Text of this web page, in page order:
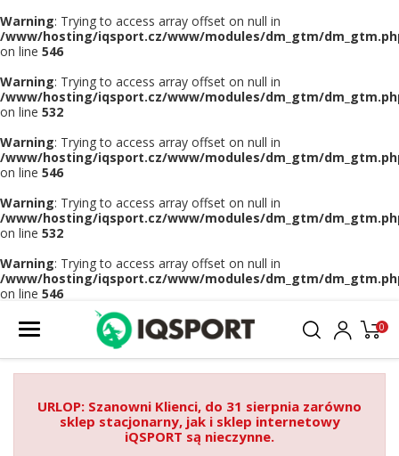
Warning: Trying to access array offset on null in
/www/hosting/iqsport.cz/www/modules/dm_gtm/
on line 546
Warning: Trying to access array offset on null in
/www/hosting/iqsport.cz/www/modules/dm_gtm/
on line 532
Warning: Trying to access array offset on null in
/www/hosting/iqsport.cz/www/modules/dm_gtm/
on line 546
Warning: Trying to access array offset on null in
/www/hosting/iqsport.cz/www/modules/dm_gtm/
on line 532
Warning: Trying to access array offset on null in
/www/hosting/iqsport.cz/www/modules/dm_gtm/
on line 546
0
URLOP: Szanowni Klienci, do 31 sierpnia zarówno
sklep stacjonarny, jak i sklep internetowy
iQSPORT są nieczynne.